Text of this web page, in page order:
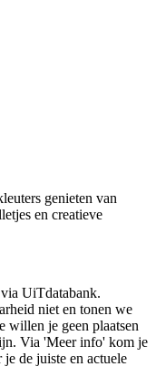
genieten van
en creatieve
UiTdatabank.
niet en tonen we
willen je geen plaatsen
Via 'Meer info' kom je
de juiste en actuele